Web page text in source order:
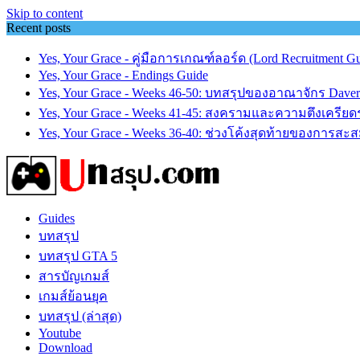
Skip to content
Recent posts
Yes, Your Grace - คู่มือการเกณฑ์ลอร์ด (Lord Recruitment
Yes, Your Grace - Endings Guide
Yes, Your Grace - Weeks 46-50: บทสรุปของอาณาจักร
Yes, Your Grace - Weeks 41-45: สงครามและความตึงเครีย
Yes, Your Grace - Weeks 36-40: ช่วงโค้งสุดท้ายของการส
Guides
บทสรุป
บทสรุป GTA 5
สารบัญเกมส์
เกมส์ย้อนยุค
บทสรุป (ล่าสุด)
Youtube
Download